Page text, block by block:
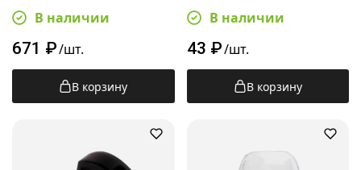
В наличии
671 ₽/шт.
В корзину
470061, пластик, к
пластиковым замкам
В наличии
43 ₽/шт.
В корзину